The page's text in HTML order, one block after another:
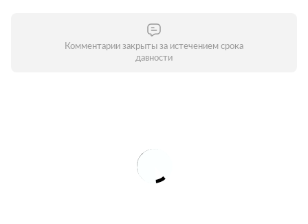
Комментарии закрыты за истечением срока
давности